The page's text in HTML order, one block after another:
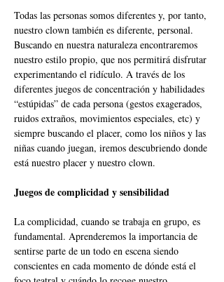
Todas las personas somos diferentes y, por tanto,
nuestro clown también es diferente, personal.
Buscando en nuestra naturaleza encontraremos
nuestro estilo propio, que nos permitirá disfrutar
experimentando el ridículo. A través de los
diferentes juegos de concentración y habilidades
“estúpidas” de cada persona (gestos exagerados,
ruidos extraños, movimientos especiales, etc) y
siempre buscando el placer, como los niños y las
niñas cuando juegan, iremos descubriendo donde
está nuestro placer y nuestro clown.
Juegos de complicidad y sensibilidad
La complicidad, cuando se trabaja en grupo, es
fundamental. Aprenderemos la importancia de
sentirse parte de un todo en escena siendo
conscientes en cada momento de dónde está el